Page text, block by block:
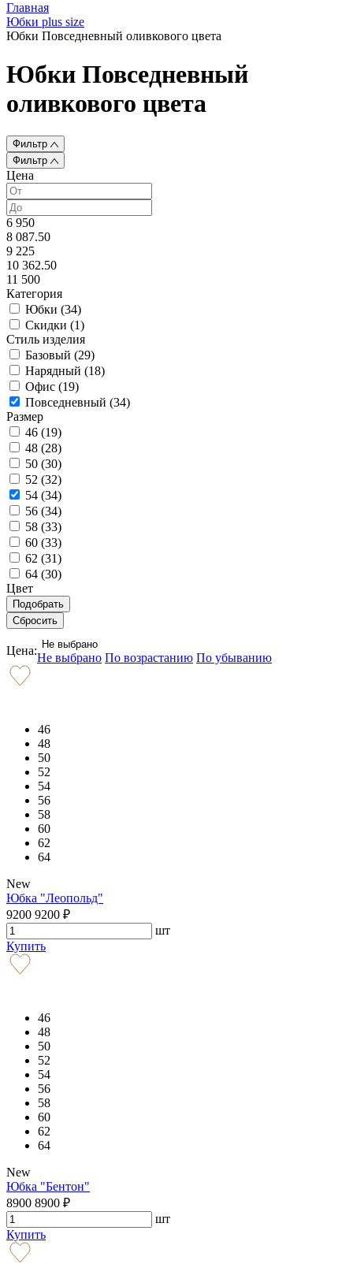
Главная
Юбки plus size
Юбки Повседневный оливкового цвета
Юбки Повседневный
оливкового цвета
Фильтр
Фильтр
Цена
6 950
8 087.50
9 225
10 362.50
11 500
Категория
Юбки (34)
Скидки (1)
Стиль изделия
Базовый (29)
Нарядный (18)
Офис (19)
Повседневный (34)
Размер
46 (19)
48 (28)
50 (30)
52 (32)
54 (34)
56 (34)
58 (33)
60 (33)
62 (31)
64 (30)
Цвет
Цена: Не выбрано
Не выбрано По возрастанию По убыванию
46
48
50
52
54
56
58
60
62
64
New
Юбка "Леопольд"
9200 9200 ₽
шт
Купить
46
48
50
52
54
56
58
60
62
64
New
Юбка "Бентон"
8900 8900 ₽
шт
Купить